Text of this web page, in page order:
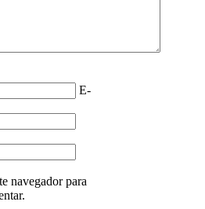
E-
navegador para